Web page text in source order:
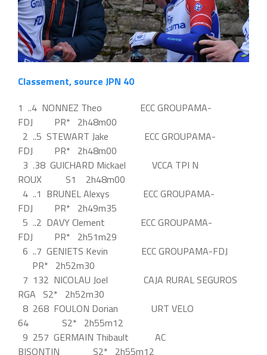
Classement, source JPN 40
1 ..4 NONNEZ Theo ECC GROUPAMA-
FDJ PR* 2h48m00
2 ..5 STEWART Jake ECC GROUPAMA-
FDJ PR* 2h48m00
3 .38 GUICHARD Mickael VCCA TPI N
ROUX S1 2h48m00
4 ..1 BRUNEL Alexys ECC GROUPAMA-
FDJ PR* 2h49m35
5 ..2 DAVY Clement ECC GROUPAMA-
FDJ PR* 2h51m29
6 ..7 GENIETS Kevin ECC GROUPAMA-FDJ
PR* 2h52m30
7 132 NICOLAU Joel CAJA RURAL SEGUROS
RGA S2* 2h52m30
8 268 FOULON Dorian URT VELO
64 S2* 2h55m12
9 257 GERMAIN Thibault AC
BISONTIN S2* 2h55m12